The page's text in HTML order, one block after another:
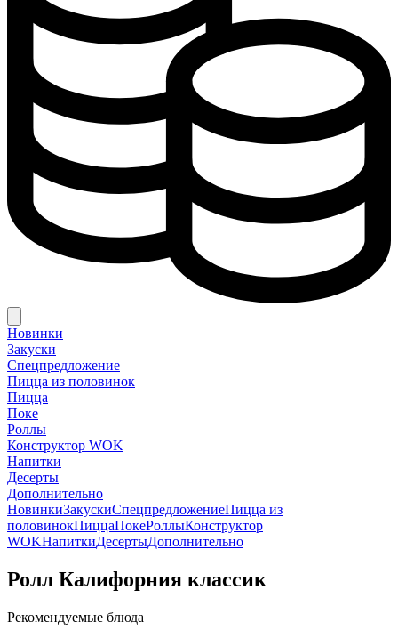
Новинки
Закуски
Спецпредложение
Пицца из половинок
Пицца
Поке
Роллы
Конструктор WOK
Напитки
Десерты
Дополнительно
НовинкиЗакускиСпецпредложениеПицца из
половинокПиццаПокеРоллыКонструктор
WOKНапиткиДесертыДополнительно
Ролл Калифорния классик
Рекомендуемые блюда